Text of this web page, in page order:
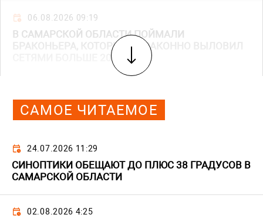
06.08.2026 09:19
В САМАРСКОЙ ОБЛАСТИ ПОЙМАЛИ
БРАКОНЬЕРА, КОТОРЫЙ НЕЗАКОННО ВЫЛОВИЛ
СЕТЯМИ БОЛЬШЕ 20 РЫБ
САМОЕ ЧИТАЕМОЕ
24.07.2026 11:29
СИНОПТИКИ ОБЕЩАЮТ ДО ПЛЮС 38 ГРАДУСОВ В
САМАРСКОЙ ОБЛАСТИ
02.08.2026 4:25